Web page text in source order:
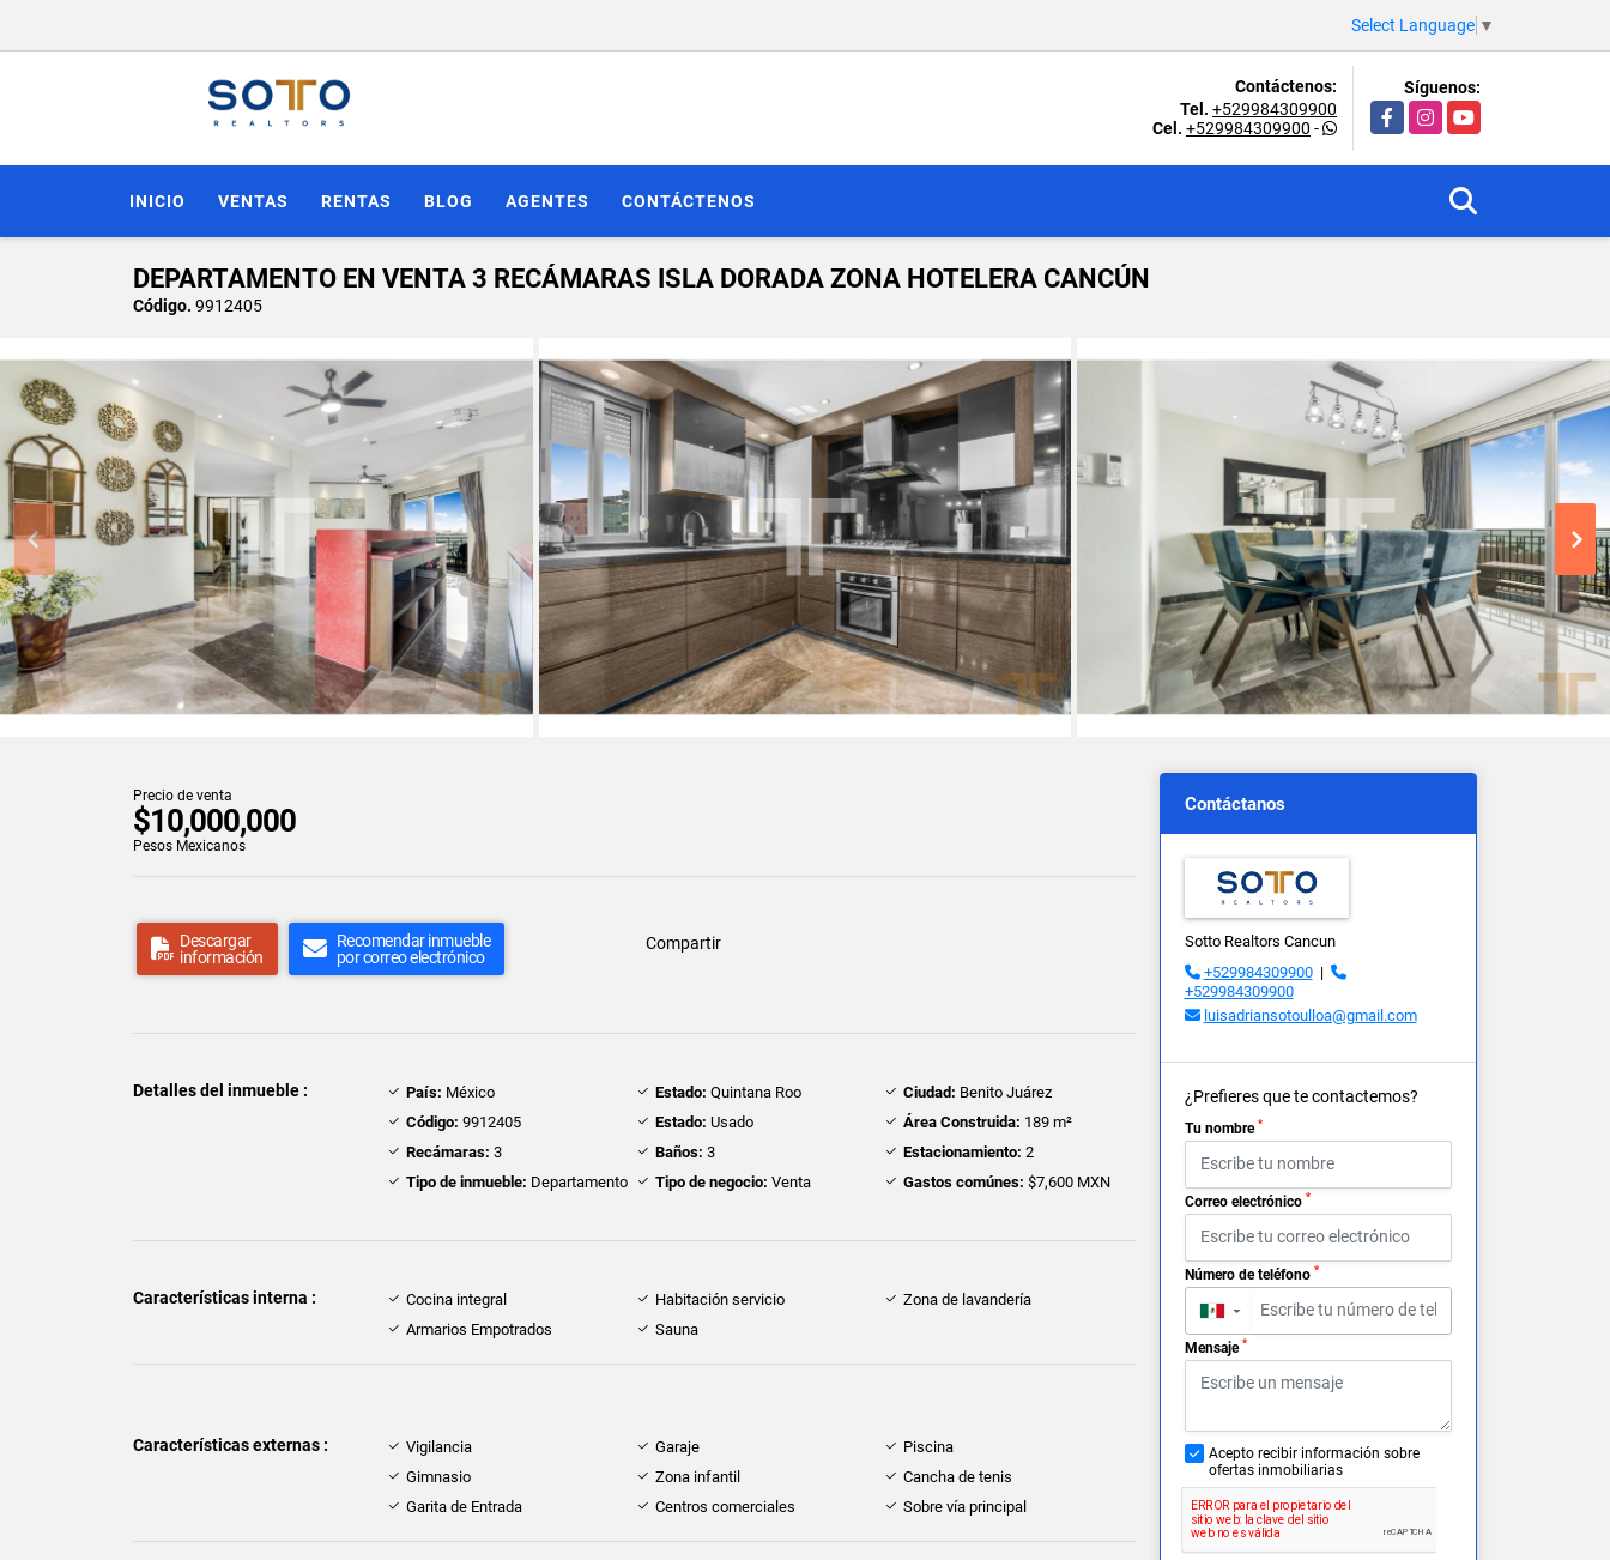
Select Language ▼
Contáctenos:
Tel. +529984309900
Cel. +529984309900 -
Síguenos:
FacebookInstagramYouTube
INICIO VENTAS RENTAS BLOG AGENTES CONTÁCTENOS
DEPARTAMENTO EN VENTA 3 RECÁMARAS ISLA DORADA ZONA HOTELERA CANCÚN
Código. 9912405
Precio de venta
$10,000,000
Pesos Mexicanos
Descargar
información
Recomendar inmueble
por correo electrónico
Compartir
Detalles del inmueble : País: México Estado: Quintana Roo Ciudad: Benito Juárez
Código: 9912405 Estado: Usado Área Construida: 189 m²
Recámaras: 3 Baños: 3 Estacionamiento: 2
Tipo de inmueble: Departamento Tipo de negocio: Venta Gastos comúnes: $7,600 MXN
Características interna : Cocina integral Habitación servicio
Zona de lavandería
Armarios Empotrados
Sauna
Características externas : Vigilancia Garaje
Piscina
Gimnasio
Zona infantil
Cancha de tenis
Garita de Entrada
Centros comerciales Sobre vía principal
Contáctanos
Sotto Realtors Cancun
+529984309900|
+529984309900
luisadriansotoulloa@gmail.com
¿Prefieres que te contactemos?
Tu nombre *
Correo electrónico *
Número de teléfono *
▼
Mensaje *
Acepto recibir información sobre
ofertas inmobiliarias